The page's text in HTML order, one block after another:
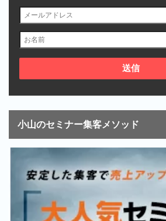
小山のセミナー集客メソッド